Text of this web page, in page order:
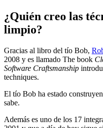
¿Quién creo las
limpio?
Gracias al libro del tío Bob,
2008 y es llamado The book
Software Craftsmanship
techniques.
El tío Bob ha estado
sabe.
Además es uno de los 17